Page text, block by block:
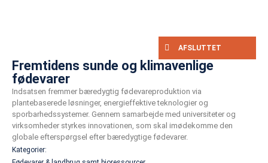
AFSLUTTET
Fremtidens sunde og klimavenlige
fødevarer
Indsatsen fremmer bæredygtig fødevareproduktion via
plantebaserede løsninger, energieffektive teknologier og
sporbarhedssystemer. Gennem samarbejde med universiteter og
virksomheder styrkes innovationen, som skal imødekomme den
globale efterspørgsel efter bæredygtige fødevarer.
Kategorier: